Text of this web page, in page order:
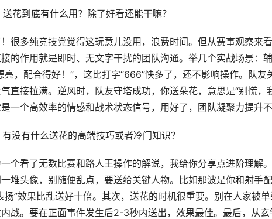
花到底有什么用？除了好看还能干嘛？
很多纯竞技党觉得这玩意儿没用，浪费时间。但从赛事观察来
的作用就是即时、无文字干扰的团队沟通。举几个实战场景：
亮，配合得好！”，这比打字“666”快多了，还不影响操作。队
直接拉满。逆风时，队友守塔成功，你送朵花，意思是“别慌，
一个高效率的情感和战术状态信号，用好了，团队凝聚力提升不
没有什么送花的高端技巧或者冷门知识？
个看了无数比赛和路人王操作的解说，我给你分享点进阶理解
堆头像，别随便乱点，要送给关键人物。比如那波是你和射手
扬”效果比乱送好十倍。其次，送花的时机很重要。别在人家被
战。要在正面事件发生后2-3秒内送出，效果最佳。最后，从